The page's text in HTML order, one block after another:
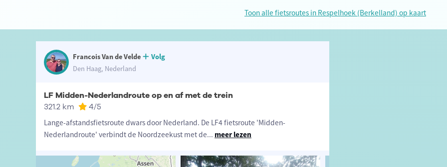
Toon alle fietsroutes in Respelhoek (Berkelland) op kaart
Francois Van de Velde
Volg
Den Haag, Nederland
LF Midden-Nederlandroute op en af met de trein
321.2 km 4/5
Lange-afstandsfietsroute dwars door Nederland. De LF4 fietsroute 'Midden-
Nederlandroute' verbindt de Noordzeekust met de... meer lezen